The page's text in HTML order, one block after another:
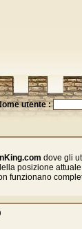
utente :
dove gli
posizione
funzionano